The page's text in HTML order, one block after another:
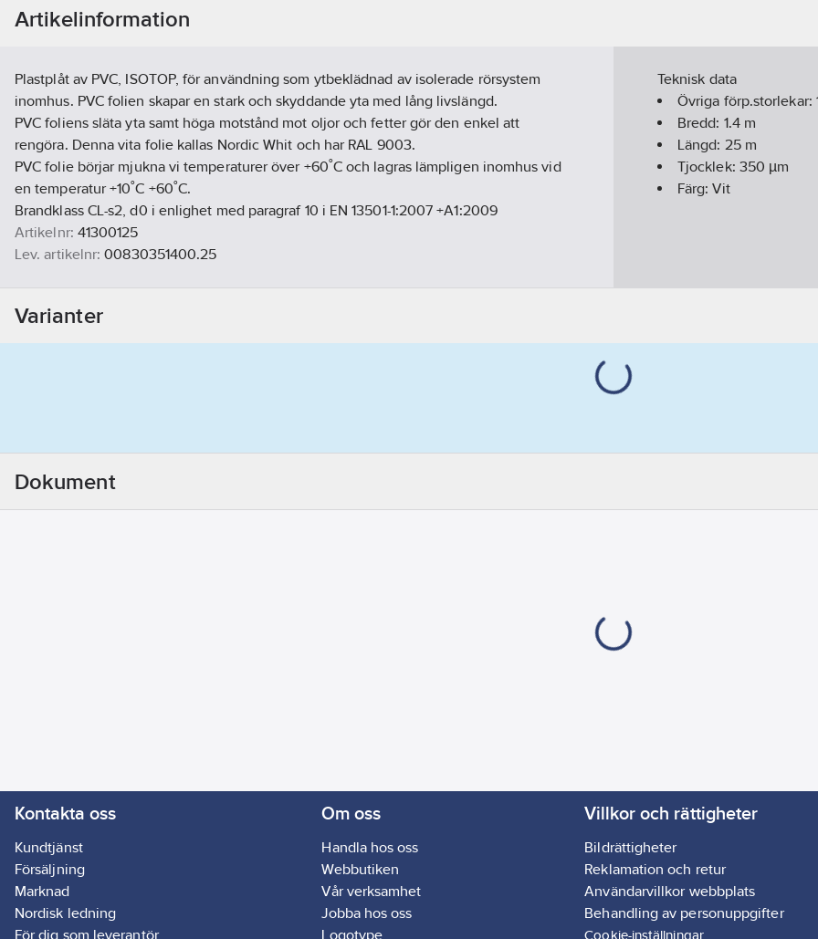
Artikelinformation
Plastplåt av PVC, ISOTOP, för användning som ytbeklädnad av isolerade rörsystem
inomhus. PVC folien skapar en stark och skyddande yta med lång livslängd.
PVC foliens släta yta samt höga motstånd mot oljor och fetter gör den enkel att
rengöra. Denna vita folie kallas Nordic Whit och har RAL 9003.
PVC folie börjar mjukna vi temperaturer över +60˚C och lagras lämpligen inomhus vid
en temperatur +10˚C +60˚C.
Brandklass CL-s2, d0 i enlighet med paragraf 10 i EN 13501-1:2007 +A1:2009
Artikelnr: 41300125
Lev. artikelnr: 00830351400.25
Teknisk data
Övriga förp.storlekar:
Bredd: 1.4m
Längd: 25m
Tjocklek: 350 µm
Färg:Vit
Varianter
Dokument
Kontakta oss
Kundtjänst
Försäljning
Marknad
Nordisk ledning
För dig som leverantör
Om oss
Handla hos oss
Webbutiken
Vår verksamhet
Jobba hos oss
Logotype
Villkor och rättigheter
Bildrättigheter
Reklamation och retur
Användarvillkor webbplats
Behandling av personuppgifter
Cookie-inställningar